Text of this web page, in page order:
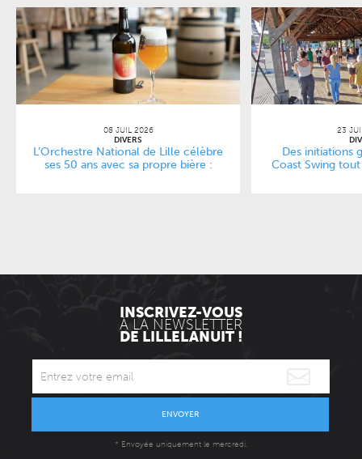
08 JUIL 2026
DIVERS
L’Orchestre National de Lille célèbre
ses 50 ans avec sa propre bière :
23
Des initiations
Coast Swing
INSCRIVEZ-VOUS
À LA NEWSLETTER
DE LILLELANUIT !
ENVOYER
* Envoyée uniquement le mercredi.